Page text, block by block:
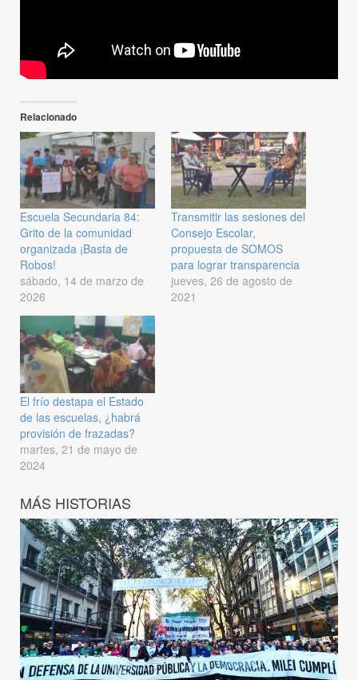
Relacionado
Escuela Secundaria 84:
Grito de la comunidad
organizada ¡Basta de
Robos!
sábado, 14 de marzo de
2026
Transmitir las sesiones del
Consejo Escolar,
propuesta de SOMOS
para lograr transparencia
jueves, 26 de agosto de
2021
El frío destapa el Estado
de las escuelas, ¿habrá
provisión de frazadas?
martes, 21 de mayo de
2024
MÁS HISTORIAS